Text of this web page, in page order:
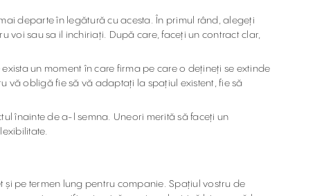
departe în legătură cu acesta. În primul rând, alegeți
sau sa il inchiriați. După care, faceți un contract clar,
un moment în care firma pe care o dețineți se extinde
vă obligă fie să vă adaptați la spațiul existent, fie să
înainte de a-l semna. Uneori merită să faceți un
și pe termen lung pentru companie. Spațiul vostru de